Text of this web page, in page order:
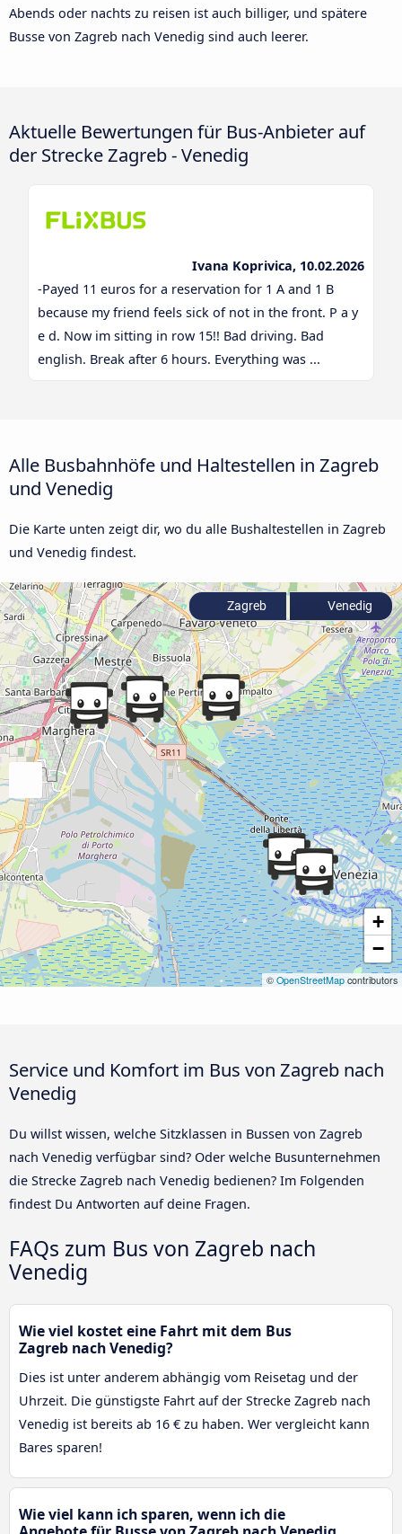
Abends oder nachts zu reisen ist auch billiger, und spätere
Busse von Zagreb nach Venedig sind auch leerer.
Aktuelle Bewertungen für Bus-Anbieter auf
der Strecke Zagreb - Venedig
Ivana Koprivica, 10.02.2026
-Payed 11 euros for a reservation for 1 A and 1 B
because my friend feels sick of not in the front. P a y
e d. Now im sitting in row 15!! Bad driving. Bad
english. Break after 6 hours. Everything was ...
Alle Busbahnhöfe und Haltestellen in Zagreb
und Venedig
Die Karte unten zeigt dir, wo du alle Bushaltestellen in Zagreb
und Venedig findest.
+
−
© OpenStreetMap contributors
Zagreb Venedig
Service und Komfort im Bus von Zagreb nach
Venedig
Du willst wissen, welche Sitzklassen in Bussen von Zagreb
nach Venedig verfügbar sind? Oder welche Busunternehmen
die Strecke Zagreb nach Venedig bedienen? Im Folgenden
findest Du Antworten auf deine Fragen.
FAQs zum Bus von Zagreb nach
Venedig
Wie viel kostet eine Fahrt mit dem Bus
Zagreb nach Venedig?
Dies ist unter anderem abhängig vom Reisetag und der
Uhrzeit. Die günstigste Fahrt auf der Strecke Zagreb nach
Venedig ist bereits ab 16 € zu haben. Wer vergleicht kann
Bares sparen!
Wie viel kann ich sparen, wenn ich die